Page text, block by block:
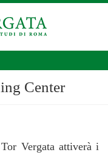
Center
Vergata attiverà i